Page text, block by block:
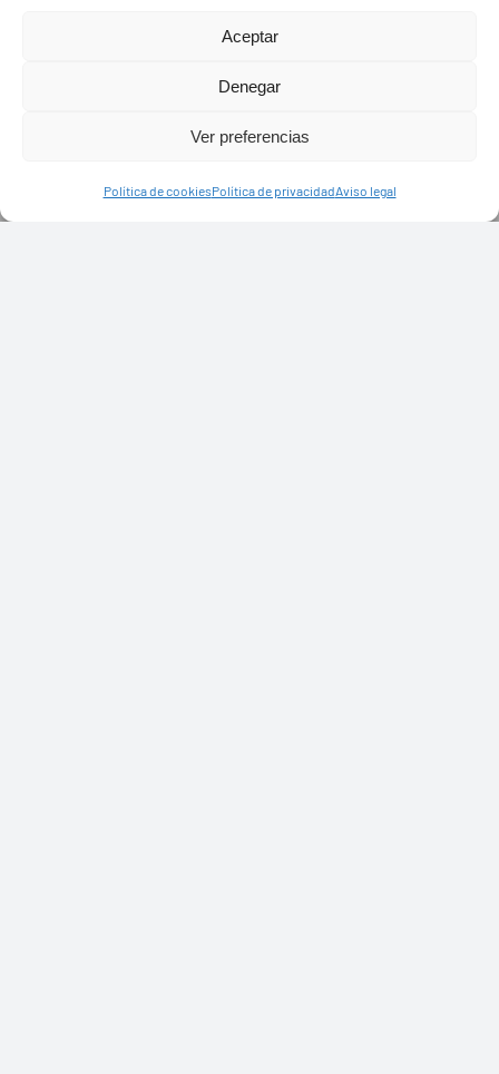
Aceptar
Denegar
Ver preferencias
Política de cookiesPolítica de privacidadAviso legal